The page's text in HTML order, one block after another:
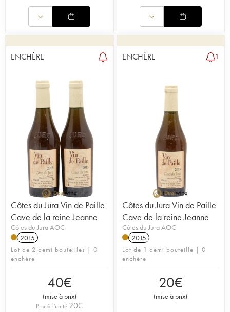
ENCHÈRE
Côtes du Jura Vin de Paille
Cave de la reine Jeanne
Côtes du Jura AOC
2015
Lot de 2 demi bouteilles | 0
enchère
40€
(mise à prix)
Prix à l'unité 20€
ENCHÈRE 1
Côtes du Jura Vin de Paille
Cave de la reine Jeanne
Côtes du Jura AOC
2015
Lot de 1 demi bouteille | 0
enchère
20€
(mise à prix)